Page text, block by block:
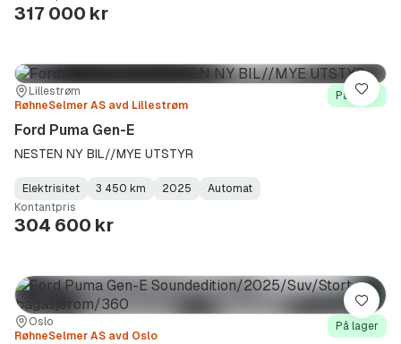
Type:
Year:
Type:
317 000 kr
Sted:Lillestrøm
Forhandler:
RøhneSelmer AS avd Lillestrøm
På lager
Ford Puma Gen-E
NESTEN NY BIL//MYE UTSTYR
Fuel
Type:
Elektrisitet
Kilometerstand:
3 450 km
Model
Year:
2025
Gearbox
Type:
Automat
Kontantpris
304 600 kr
Lagre
Sted:
Oslo
Forhandler:
RøhneSelmer AS avd Oslo
På lager
Lagre